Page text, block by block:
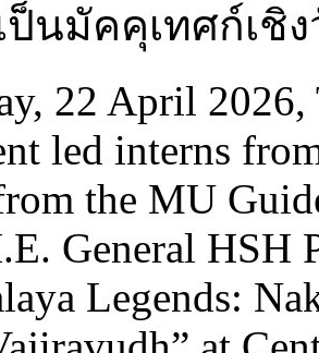
ป็นมัคคุเทศก์เชิ
22 April
led interns
the MU
General HSH
Legends: